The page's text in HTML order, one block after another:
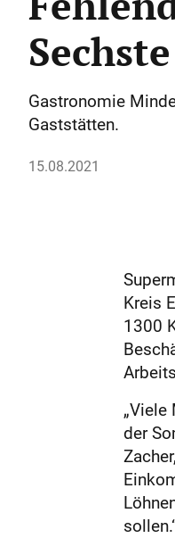
Gastronomie
Gaststätten.
15.08.2021
Kreis
1300
„Viele
der